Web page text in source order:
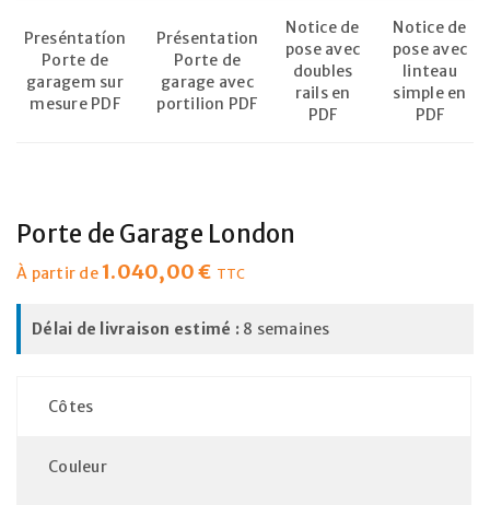
Preséntatíon
Porte de
garagem sur
mesure PDF
Présentation
Porte de
garage avec
portilion PDF
Notice de
pose avec
doubles
rails en
PDF
Notice de
pose avec
linteau
simple en
PDF
Porte de Garage London
À partir de1.040,00€ TTC
Délai de livraison estimé :8 semaines
Côtes
Couleur